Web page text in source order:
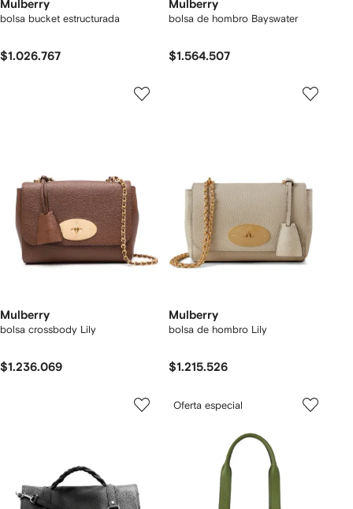
Mulberry
bolsa bucket estructurada
$1.026.767
Mulberry
bolsa de hombro Bayswater
$1.564.507
Mulberry
bolsa crossbody Lily
$1.236.069
Mulberry
bolsa de hombro Lily
$1.215.526
Oferta especial